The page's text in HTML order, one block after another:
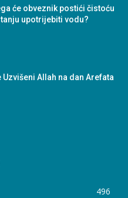
će obveznik postići čistoću
upotrijebiti vodu?
Uzvišeni Allah na dan Arefata
496